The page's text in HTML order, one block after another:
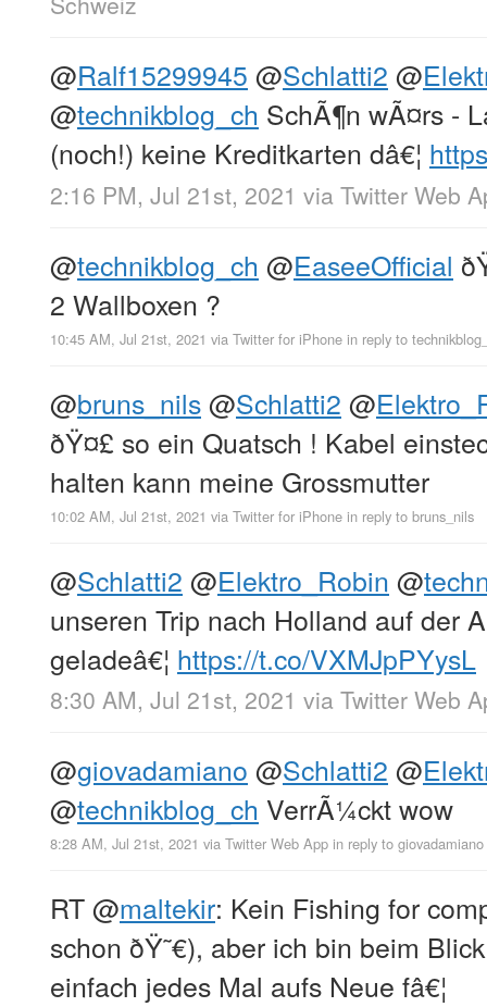
@Ralf15299945 @Schlatti2 @
@technikblog_ch SchÃ¶n wÃ¤rs -
(noch!) keine Kreditkarten dâ€¦
2:16 PM, Jul 21st, 2021 via Twitter Web
@technikblog_ch @EaseeOfficial
2 Wallboxen ?
10:45 AM, Jul 21st, 2021 via Twitter for iPhone in reply to
@bruns_nils@Schlatti2 @
ðŸ¤£ so ein Quatsch ! Kabel
halten kann meine Grossmutter
10:02 AM, Jul 21st, 2021 via Twitter for iPhone in reply to bruns_nils
@Schlatti2 @Elektro_Robin @
unseren Trip nach Holland auf der
geladeâ€¦ https://t.co/VXMJpPYysL
8:30 AM, Jul 21st, 2021 via Twitter Web
@giovadamiano @Schlatti2 @
@technikblog_ch VerrÃ¼ckt wow
8:28 AM, Jul 21st, 2021 via Twitter Web App in reply to giovadamiano
RT@maltekir: Kein Fishing for
schon ðŸ˜€), aber ich bin beim
einfach jedes Mal aufs Neue fâ€¦